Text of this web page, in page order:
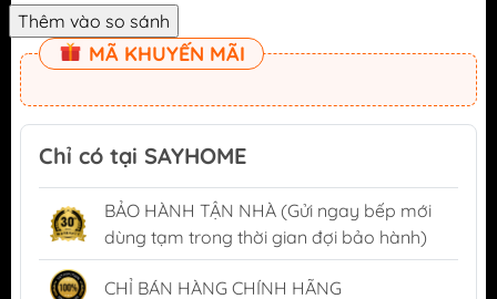
MÃ KHUYẾN MÃI
Chỉ có tại SAYHOME
BẢO HÀNH TẬN NHÀ (Gửi ngay bếp mới
dùng tạm trong thời gian đợi bảo hành)
CHỈ BÁN HÀNG CHÍNH HÃNG